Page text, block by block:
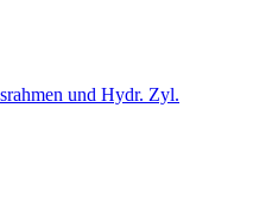
und Hydr. Zyl.